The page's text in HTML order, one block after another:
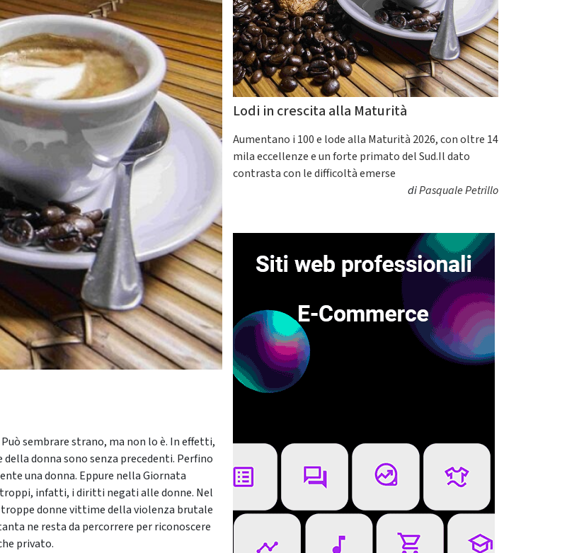
sembrare strano, ma non lo è. In effetti,
donna sono senza precedenti. Perfino
una donna. Eppure nella Giornata
infatti, i diritti negati alle donne. Nel
donne vittime della violenza brutale
ne resta da percorrere per riconoscere
privato.
Lodi in crescita alla Maturità
Aumentano i 100 e lode alla Maturità 2026, con oltre 14
mila eccellenze e un forte primato del Sud.Il dato
contrasta con le difficoltà emerse
diPasquale Petrillo